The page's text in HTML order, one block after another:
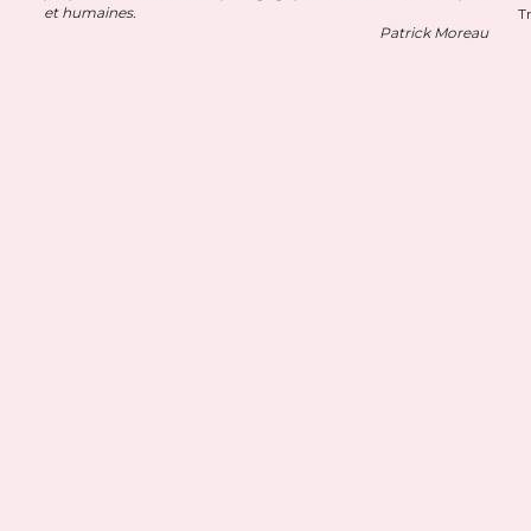
et humaines.
Patrick Moreau